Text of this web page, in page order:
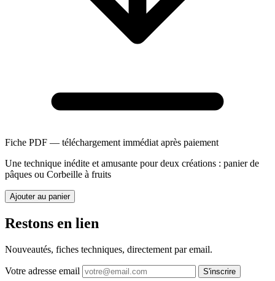
Fiche PDF — téléchargement immédiat après paiement
Une technique inédite et amusante pour deux créations : panier de
pâques ou Corbeille à fruits
Ajouter au panier
Restons en lien
Nouveautés, fiches techniques, directement par email.
Votre adresse email S'inscrire